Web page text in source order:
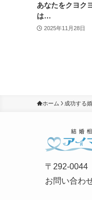
あなたをクヨク
は…
2025年11月28日
ホーム 成功する
〒292-
お問い合わ